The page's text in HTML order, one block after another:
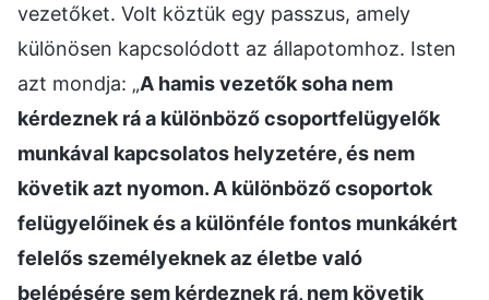
vezetőket. Volt köztük egy passzus, amely
különösen kapcsolódott az állapotomhoz. Isten
azt mondja: „A hamis vezetők soha nem
kérdeznek rá a különböző csoportfelügyelők
munkával kapcsolatos helyzetére, és nem
követik azt nyomon. A különböző csoportok
felügyelőinek és a különféle fontos munkákért
felelős személyeknek az életbe való
belépésére sem kérdeznek rá, nem követik